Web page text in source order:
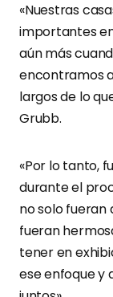
«Nuestras
importantes
aún más
encontramos
largos de lo
Grubb.
«Por lo tanto,
durante el
no solo fueran
fueran
tener en
ese enfoque y